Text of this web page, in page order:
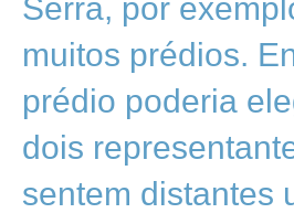
Serra, por
muitos prédios.
prédio poderia
dois
sentem distantes